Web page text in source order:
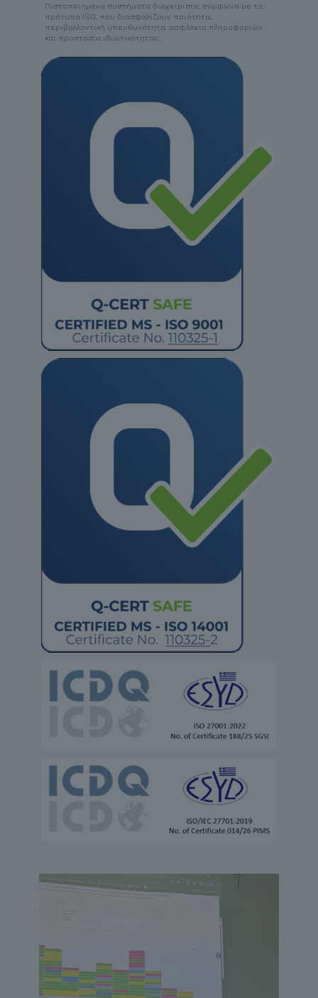
Πιστοποιημένα συστήματα διαχείρισης σύμφωνα με τα
πρότυπα ISO, που διασφαλίζουν ποιότητα,
περιβαλλοντική υπευθυνότητα, ασφάλεια πληροφοριών
και προστασία ιδιωτικότητας.